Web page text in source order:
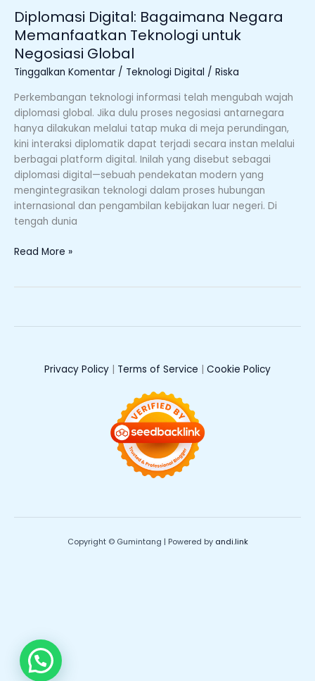
Diplomasi Digital: Bagaimana Negara
Memanfaatkan Teknologi untuk
Negosiasi Global
Tinggalkan Komentar / Teknologi Digital / Riska
Perkembangan teknologi informasi telah mengubah wajah
diplomasi global. Jika dulu proses negosiasi antarnegara
hanya dilakukan melalui tatap muka di meja perundingan,
kini interaksi diplomatik dapat terjadi secara instan melalui
berbagai platform digital. Inilah yang disebut sebagai
diplomasi digital—sebuah pendekatan modern yang
mengintegrasikan teknologi dalam proses hubungan
internasional dan pengambilan kebijakan luar negeri. Di
tengah dunia
Bagaimana
Negara
Memanfaatkan
Teknologi
untuk
Negosiasi
Global
Read More »
Privacy Policy | Terms of Service | Cookie Policy
Copyright © Gumintang | Powered by andi.link